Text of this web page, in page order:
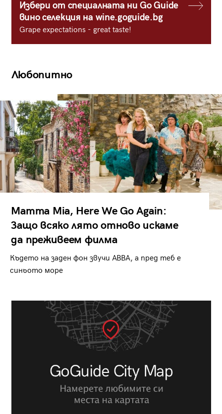
Избери от специалната ни Go Guide
вино селекция на wine.goguide.bg
Grape expectations - great taste!
Любопитно
Mamma Mia, Here We Go Again:
Защо всяко лято отново искаме
да преживеем филма
Където на заден фон звучи ABBA, а пред теб е
синьото море